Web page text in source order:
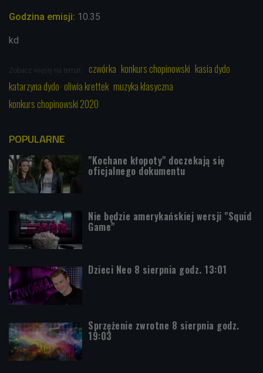
Godzina emisji: 10.35
kd
Zobacz więcej na temat: czwórka konkurs chopinowski kasia dydo
katarzyna dydo oliwia krettek muzyka klasyczna
konkurs chopinowski 2020
POPULARNE
"Kochane kłopoty" doczekają się
oficjalnego dokumentu
Nie będzie amerykańskiej wersji "Squid
Game"
Dzieci Neo 8 sierpnia godz. 13:01
Sprzężenie zwrotne 8 sierpnia godz.
19:03